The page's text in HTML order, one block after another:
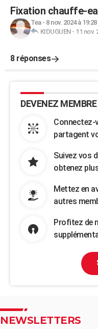
Fixation chauffe-
Tea- 8 nov. 2024 à 19:28
KIDUGUEN- 11 nov.
8 réponses
DEVENEZ
Connectez-
partagent
Suivez vos
obtenez
Mettez en
autres
Profitez de
NEWSLETTERS